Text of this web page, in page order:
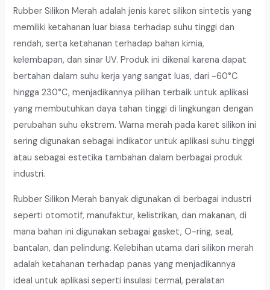
x
10
Meter
Rubber Silikon Merah adalah jenis karet silikon sintetis yang
memiliki ketahanan luar biasa terhadap suhu tinggi dan
rendah, serta ketahanan terhadap bahan kimia,
kelembapan, dan sinar UV. Produk ini dikenal karena dapat
bertahan dalam suhu kerja yang sangat luas, dari -60°C
hingga 230°C, menjadikannya pilihan terbaik untuk aplikasi
yang membutuhkan daya tahan tinggi di lingkungan dengan
perubahan suhu ekstrem. Warna merah pada karet silikon ini
sering digunakan sebagai indikator untuk aplikasi suhu tinggi
atau sebagai estetika tambahan dalam berbagai produk
industri.
Rubber Silikon Merah banyak digunakan di berbagai industri
seperti otomotif, manufaktur, kelistrikan, dan makanan, di
mana bahan ini digunakan sebagai gasket, O-ring, seal,
bantalan, dan pelindung. Kelebihan utama dari silikon merah
adalah ketahanan terhadap panas yang menjadikannya
ideal untuk aplikasi seperti insulasi termal, peralatan